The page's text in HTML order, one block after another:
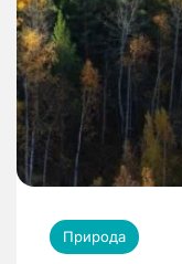
Природа